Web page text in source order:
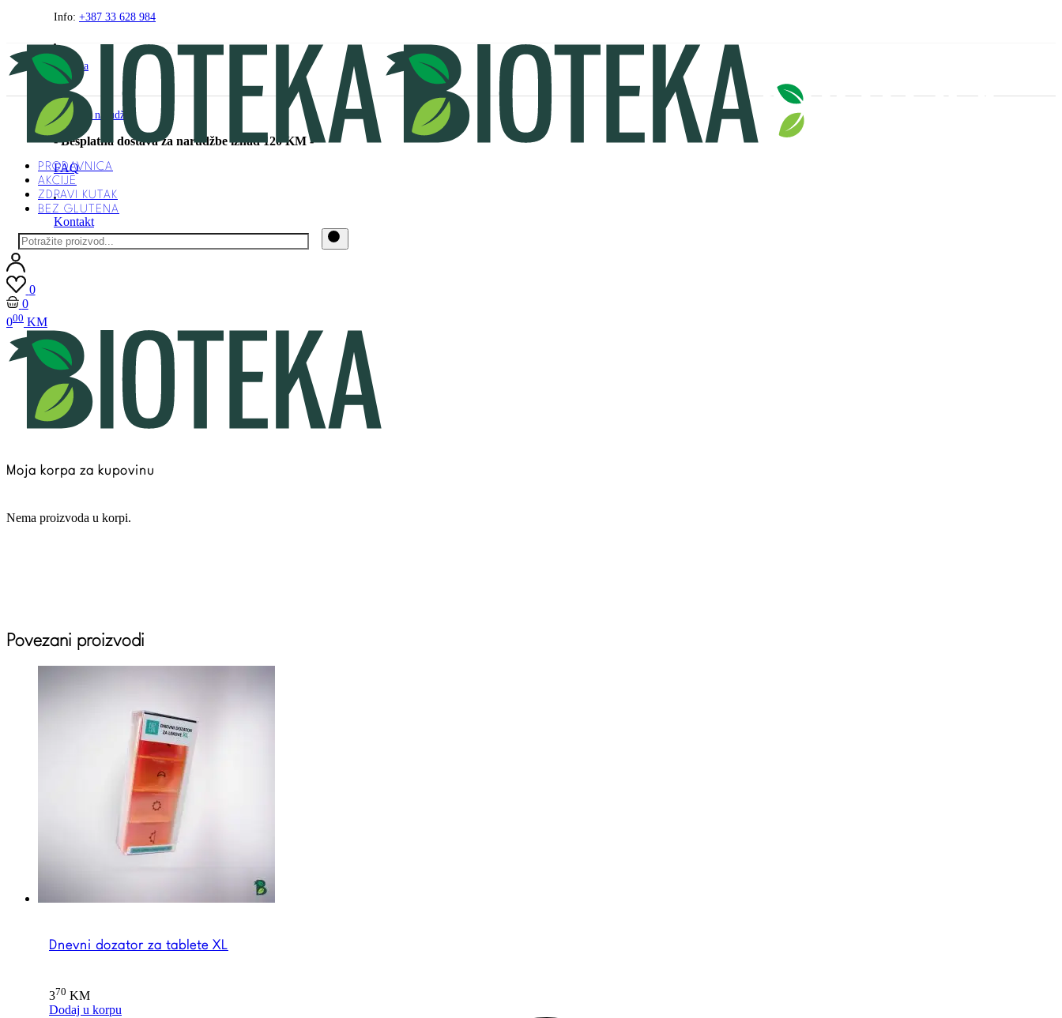
Preskočite
sadržaj
Info: +387 33 628 984
O nama
Praćenje narudžbe
- Besplatna dostava za narudžbe iznad 120 KM -
FAQ
Kontakt
PRODAVNICA
AKCIJE
ZDRAVI KUTAK
BEZ GLUTENA
0
0
000 KM
Moja korpa za kupovinu
Nema proizvoda u korpi.
Povezani proizvodi
Dnevni dozator za tablete XL
370 KM
Dodaj u korpu